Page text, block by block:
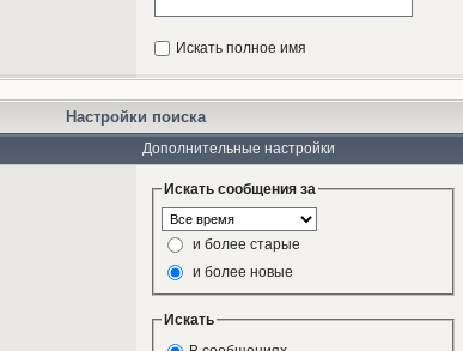
Искать полное имя
Настройки поиска
Дополнительные настройки
Искать сообщения за
и более старые
и более новые
Искать